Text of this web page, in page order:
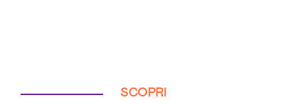
SCOPRI